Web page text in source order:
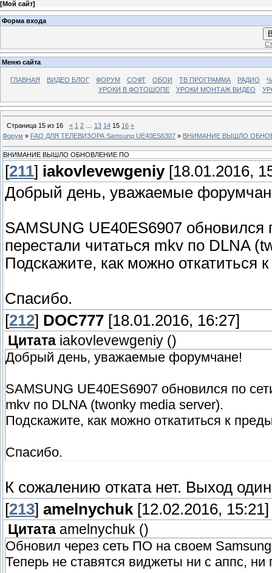
[Мой сайт]
Форма входа
Меню сайта
ГЛАВНАЯ ВИДЕО БЛОГ ФОРУМ СОФТ ОБОИ ТВ ПРОГРАММА РАДИО
УРОКИ В ФОТОШОПЕ
УРОКИ МОНТАЖ ВИДЕО
Страница 15 из 16 « 1 2 13 14 15 16 »
Форум » FAQ ДЛЯ ТЕЛЕВИЗОРА Samsung UE40ES6307 » ВНИМАНИЕ ВЫШЛО
ВНИМАНИЕ ВЫШЛО ОБНОВЛЕНИЕ ПО
[211] iakovlevewgeniy[18.01.2016,
Добрый день, уважаемые
SAMSUNG UE40ES6907
перестали читаться mkv по DLNA
Подскажите, как можно откатиться
Спасибо.
[212] DOC777 [18.01.2016, 16:27]
Цитата iakovlevewgeniy ()
Добрый день, уважаемые форумчане!
SAMSUNG UE40ES6907 обновился по
mkv по DLNA (twonky media server).
Подскажите, как можно откатиться к
Спасибо.
К сожалению отката нет. Выход
[213] amelnychuk [12.02.2016, 15:21]
Цитата amelnychuk ()
Обновил через сеть ПО на своем
Теперь не ставятся виджеты ни с аппс,